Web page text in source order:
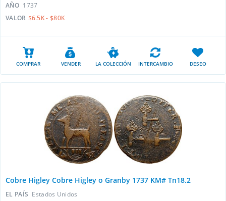
AÑO 1737
VALOR $6.5K - $80K
COMPRAR VENDER LA COLECCIÓN INTERCAMBIO DESEO
Cobre Higley Cobre Higley o Granby 1737 KM# Tn18.2
EL PAÍS Estados Unidos